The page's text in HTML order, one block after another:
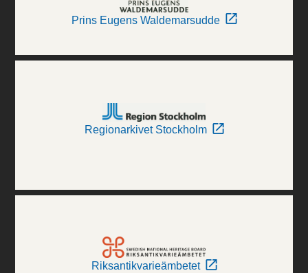
Prins Eugens Waldemarsudde
Regionarkivet Stockholm
Riksantikvarieämbetet